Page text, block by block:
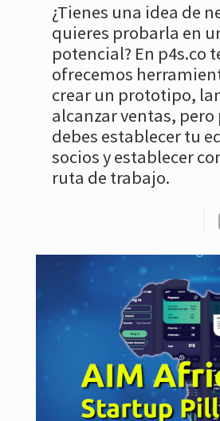
¿Tienes una idea de
quieres probarla en
potencial? En p4s.co
ofrecemos
crear un prototipo,
alcanzar ventas,
debes establecer tu
socios y establecer
ruta de trabajo.